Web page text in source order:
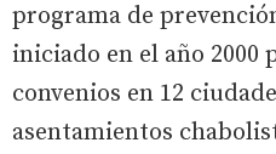
programa de
iniciado en el año
convenios en 12
asentamientos